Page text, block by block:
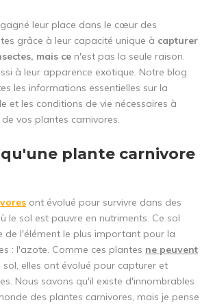
leur place dans le cœur des
grâce à leur capacité unique à capturer
mais ce n'est pas la seule raison.
à leur apparence exotique. Notre blog
les informations essentielles sur la
et les conditions de vie nécessaires à
vos plantes carnivores.
plante carnivore
ont évolué pour survivre dans des
le sol est pauvre en nutriments. Ce sol
de l'élément le plus important pour la
: l'azote. Comme ces plantes ne peuvent
sol, elles ont évolué pour capturer et
Nous savons qu'il existe d'innombrables
des plantes carnivores, mais je pense